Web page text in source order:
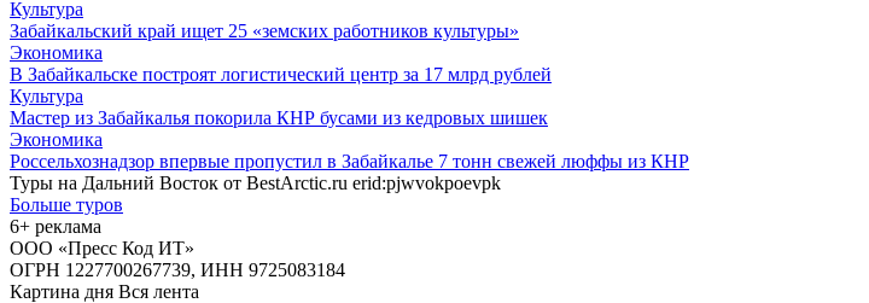
Культура
Забайкальский край ищет 25 «земских работников культуры»
Экономика
В Забайкальске построят логистический центр за 17 млрд рублей
Культура
Мастер из Забайкалья покорила КНР бусами из кедровых шишек
Экономика
Россельхознадзор впервые пропустил в Забайкалье 7 тонн свежей люффы из КНР
Туры на Дальний Восток от BestArctic.ru erid:pjwvokpoevpk
Больше туров
6+ реклама
ООО «Пресс Код ИТ»
ОГРН 1227700267739, ИНН 9725083184
Картина дня Вся лента